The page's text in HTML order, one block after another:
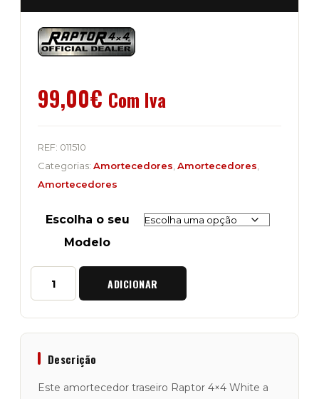
99,00€ Com Iva
REF: 011510
Categorias: Amortecedores Amortecedores
Amortecedores
Escolha o seu
Modelo
Quantidade
Amortecedor
"White
HD
+10cm"
Land
ADICIONAR
Descrição
Este amortecedor traseiro Raptor 4×4 White a